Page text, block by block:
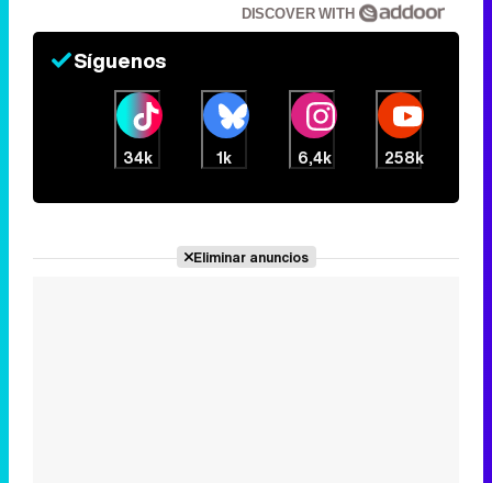
DISCOVER WITH
Síguenos
34k 1k 6,4k 258k
Eliminar anuncios